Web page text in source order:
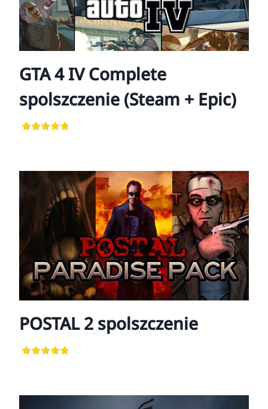
GTA 4 IV Complete
spolszczenie (Steam + Epic)
POSTAL 2 spolszczenie